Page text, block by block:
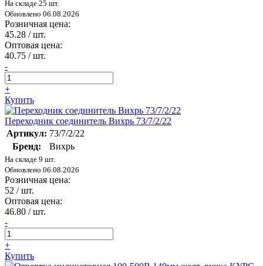
На складе 25 шт.
Обновлено 06.08.2026
Розничная цена:
45.28 / шт.
Оптовая цена:
40.75 / шт.
-
+
Купить
Переходник соединитель Вихрь 73/7/2/22
Артикул: 73/7/2/22
Бренд:
Вихрь
На складе 9 шт.
Обновлено 06.08.2026
Розничная цена:
52 / шт.
Оптовая цена:
46.80 / шт.
-
+
Купить